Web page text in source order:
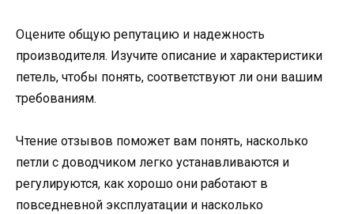
Оцените общую репутацию и надежность
производителя. Изучите описание и характеристики
петель, чтобы понять, соответствуют ли они вашим
требованиям.
Чтение отзывов поможет вам понять, насколько
петли с доводчиком легко устанавливаются и
регулируются, как хорошо они работают в
повседневной эксплуатации и насколько